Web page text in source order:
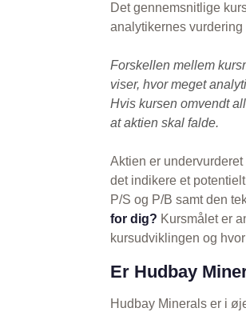
Det gennemsnitlige
analytikernes
Forskellen mellem
viser, hvor meget
Hvis kursen omvendt
at aktien skal falde.
Aktien er
det indikere et
P/S og P/B samt den
for dig? Kursmålet er
kursudviklingen og
Er Hudbay
Hudbay Minerals er i